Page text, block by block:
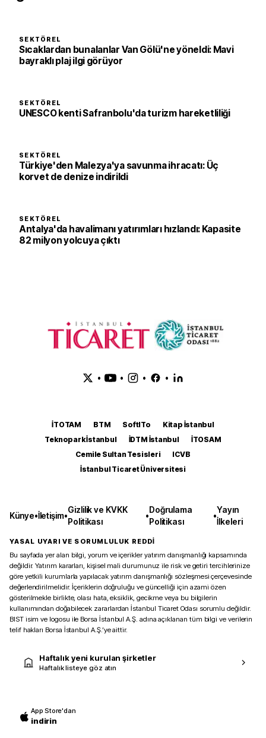
SEKTÖREL
Sıcaklardan bunalanlar Van Gölü'ne yöneldi: Mavi
bayraklı plaj ilgi görüyor
SEKTÖREL
UNESCO kenti Safranbolu'da turizm hareketliliği
SEKTÖREL
Türkiye'den Malezya'ya savunma ihracatı: Üç
korvet de denize indirildi
SEKTÖREL
Antalya'da havalimanı yatırımları hızlandı: Kapasite
82 milyon yolcuya çıktı
• • • •
İTOTAM BTM SoftITo
Kitap İstanbul
Teknopark İstanbul
İDTM İstanbul
İTOSAM
Cemile Sultan Tesisleri
ICVB
İstanbul Ticaret Üniversitesi
Künye•İletişim•
Gizlilik ve KVKK
Politikası
•
Doğrulama
Politikası
•
Yayın
İlkeleri
YASAL UYARI VE SORUMLULUK REDDİ
Bu sayfada yer alan bilgi, yorum ve içerikler yatırım danışmanlığı kapsamında
değildir. Yatırım kararları, kişisel mali durumunuz ile risk ve getiri tercihlerinize
göre yetkili kurumlarla yapılacak yatırım danışmanlığı sözleşmesi çerçevesinde
değerlendirilmelidir. İçeriklerin doğruluğu ve güncelliği için azami özen
gösterilmekle birlikte, olası hata, eksiklik, gecikme veya bu bilgilerin
kullanımından doğabilecek zararlardan İstanbul Ticaret Odası sorumlu değildir.
BIST isim ve logosu ile Borsa İstanbul A.Ş. adına açıklanan tüm bilgi ve verilerin
telif hakları Borsa İstanbul A.Ş.’ye aittir.
Haftalık yeni kurulan şirketler
Haftalık listeye göz atın
App Store'dan
indirin